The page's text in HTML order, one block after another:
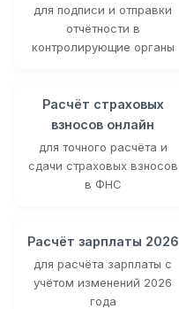
для подписи и отправки
отчётности в
контролирующие органы
Расчёт страховых
взносов онлайн
для точного расчёта и
сдачи страховых взносов
в ФНС
Расчёт зарплаты 2026
для расчёта зарплаты с
учётом изменений 2026
года